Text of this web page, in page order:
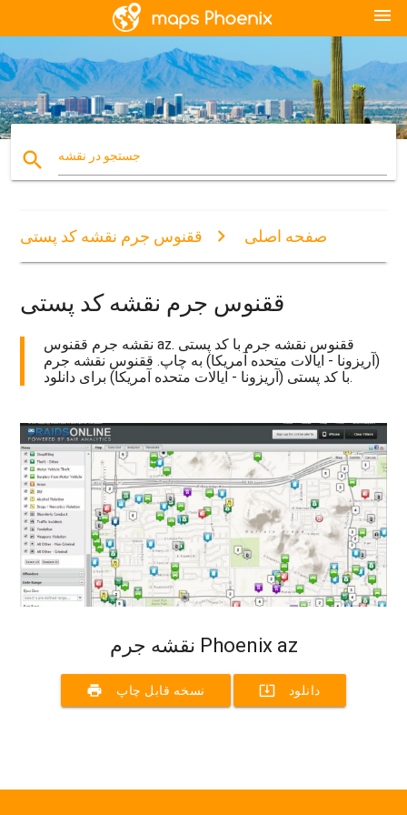
menu
search جستجو در نقشه
صفحه اصلی ققنوس جرم نقشه کد پستی
ققنوس جرم نقشه کد پستی
نقشه جرم ققنوس az. ققنوس نقشه جرم با کد پستی
(آریزونا - ایالات متحده آمریکا) به چاپ. ققنوس نقشه جرم
با کد پستی (آریزونا - ایالات متحده آمریکا) برای دانلود.
نقشه جرم Phoenix az
print نسخه قابل چاپ system_update_alt دانلود